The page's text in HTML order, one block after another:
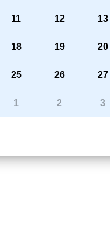
11 12 13
18 19 20
25 26 27
1 2 3